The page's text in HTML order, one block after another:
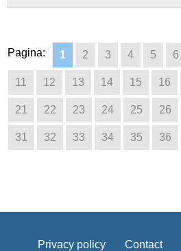
Pagina: 1 2 3 4 5 6
11 12 13 14 15 16
21 22 23 24 25 26
31 32 33 34 35 36
Privacy policy Contact